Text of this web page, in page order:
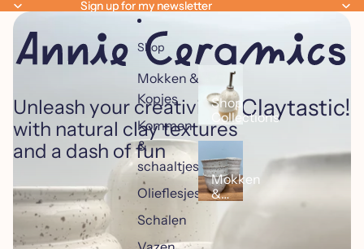
Sign up for my newsletter
Sign up for my newsletter
Shop
Mokken &
Kopjes
Kommen
&
schaaltjes
Olieflesjes
Schalen
Shop
Collections
Mokken
&
Kopjes
Unleash your creativity
with natural clay textures
and a dash of fun
Claytastic!